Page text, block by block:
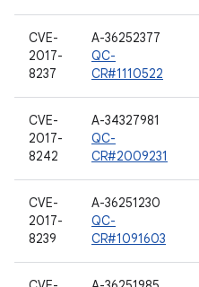
CVE-
2017-
8237
A-36252377
QC-
CR#1110522
CVE-
2017-
8242
A-34327981
QC-
CR#2009231
CVE-
2017-
8239
A-36251230
QC-
CR#1091603